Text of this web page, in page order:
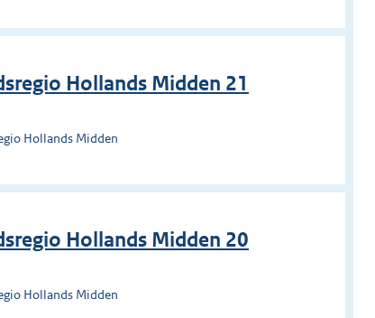
Hollands Midden 21
Hollands Midden
Hollands Midden 20
Hollands Midden